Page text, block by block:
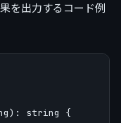
を出力するコード例
string {